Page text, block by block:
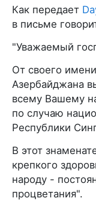
Как передает
в письме
"Уважаемый
От своего
Азербайджана
всему Вашему
по случаю
Республики
В этот
крепкого
народу -
процветания".